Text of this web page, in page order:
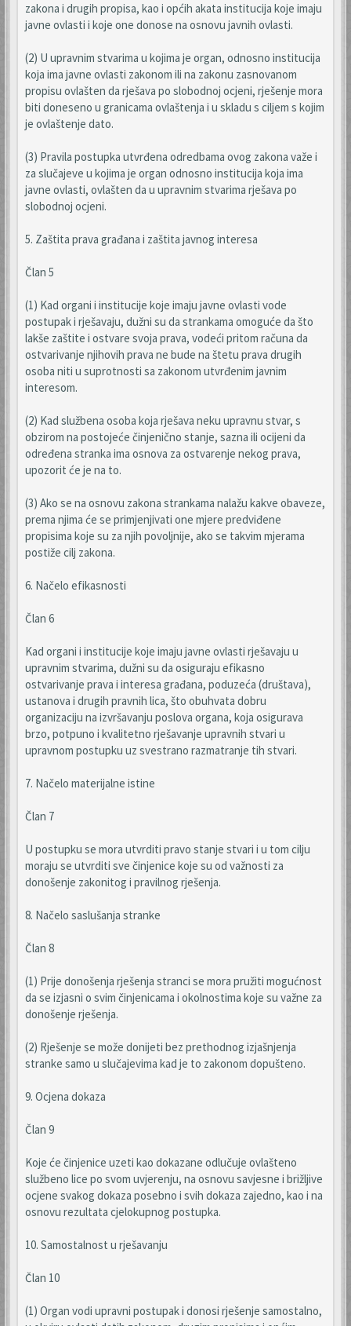
zakona i drugih propisa, kao i općih akata institucija koje imaju
javne ovlasti i koje one donose na osnovu javnih ovlasti.
(2) U upravnim stvarima u kojima je organ, odnosno institucija
koja ima javne ovlasti zakonom ili na zakonu zasnovanom
propisu ovlašten da rješava po slobodnoj ocjeni, rješenje mora
biti doneseno u granicama ovlaštenja i u skladu s ciljem s kojim
je ovlaštenje dato.
(3) Pravila postupka utvrđena odredbama ovog zakona važe i
za slučajeve u kojima je organ odnosno institucija koja ima
javne ovlasti, ovlašten da u upravnim stvarima rješava po
slobodnoj ocjeni.
5. Zaštita prava građana i zaštita javnog interesa
Član 5
(1) Kad organi i institucije koje imaju javne ovlasti vode
postupak i rješavaju, dužni su da strankama omoguće da što
lakše zaštite i ostvare svoja prava, vodeći pritom računa da
ostvarivanje njihovih prava ne bude na štetu prava drugih
osoba niti u suprotnosti sa zakonom utvrđenim javnim
interesom.
(2) Kad službena osoba koja rješava neku upravnu stvar, s
obzirom na postojeće činjenično stanje, sazna ili ocijeni da
određena stranka ima osnova za ostvarenje nekog prava,
upozorit će je na to.
(3) Ako se na osnovu zakona strankama nalažu kakve obaveze,
prema njima će se primjenjivati one mjere predviđene
propisima koje su za njih povoljnije, ako se takvim mjerama
postiže cilj zakona.
6. Načelo efikasnosti
Član 6
Kad organi i institucije koje imaju javne ovlasti rješavaju u
upravnim stvarima, dužni su da osiguraju efikasno
ostvarivanje prava i interesa građana, poduzeća (društava),
ustanova i drugih pravnih lica, što obuhvata dobru
organizaciju na izvršavanju poslova organa, koja osigurava
brzo, potpuno i kvalitetno rješavanje upravnih stvari u
upravnom postupku uz svestrano razmatranje tih stvari.
7. Načelo materijalne istine
Član 7
U postupku se mora utvrditi pravo stanje stvari i u tom cilju
moraju se utvrditi sve činjenice koje su od važnosti za
donošenje zakonitog i pravilnog rješenja.
8. Načelo saslušanja stranke
Član 8
(1) Prije donošenja rješenja stranci se mora pružiti mogućnost
da se izjasni o svim činjenicama i okolnostima koje su važne za
donošenje rješenja.
(2) Rješenje se može donijeti bez prethodnog izjašnjenja
stranke samo u slučajevima kad je to zakonom dopušteno.
9. Ocjena dokaza
Član 9
Koje će činjenice uzeti kao dokazane odlučuje ovlašteno
službeno lice po svom uvjerenju, na osnovu savjesne i brižljive
ocjene svakog dokaza posebno i svih dokaza zajedno, kao i na
osnovu rezultata cjelokupnog postupka.
10. Samostalnost u rješavanju
Član 10
(1) Organ vodi upravni postupak i donosi rješenje samostalno,